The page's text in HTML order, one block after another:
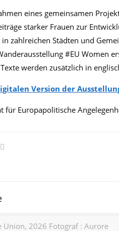
eines gemeinsamen
starker Frauen zur
zahlreichen Städten und
#EU Women
werden zusätzlich in
Version der
für Europapolitische
Union, 2026 Fotograf : Aurore